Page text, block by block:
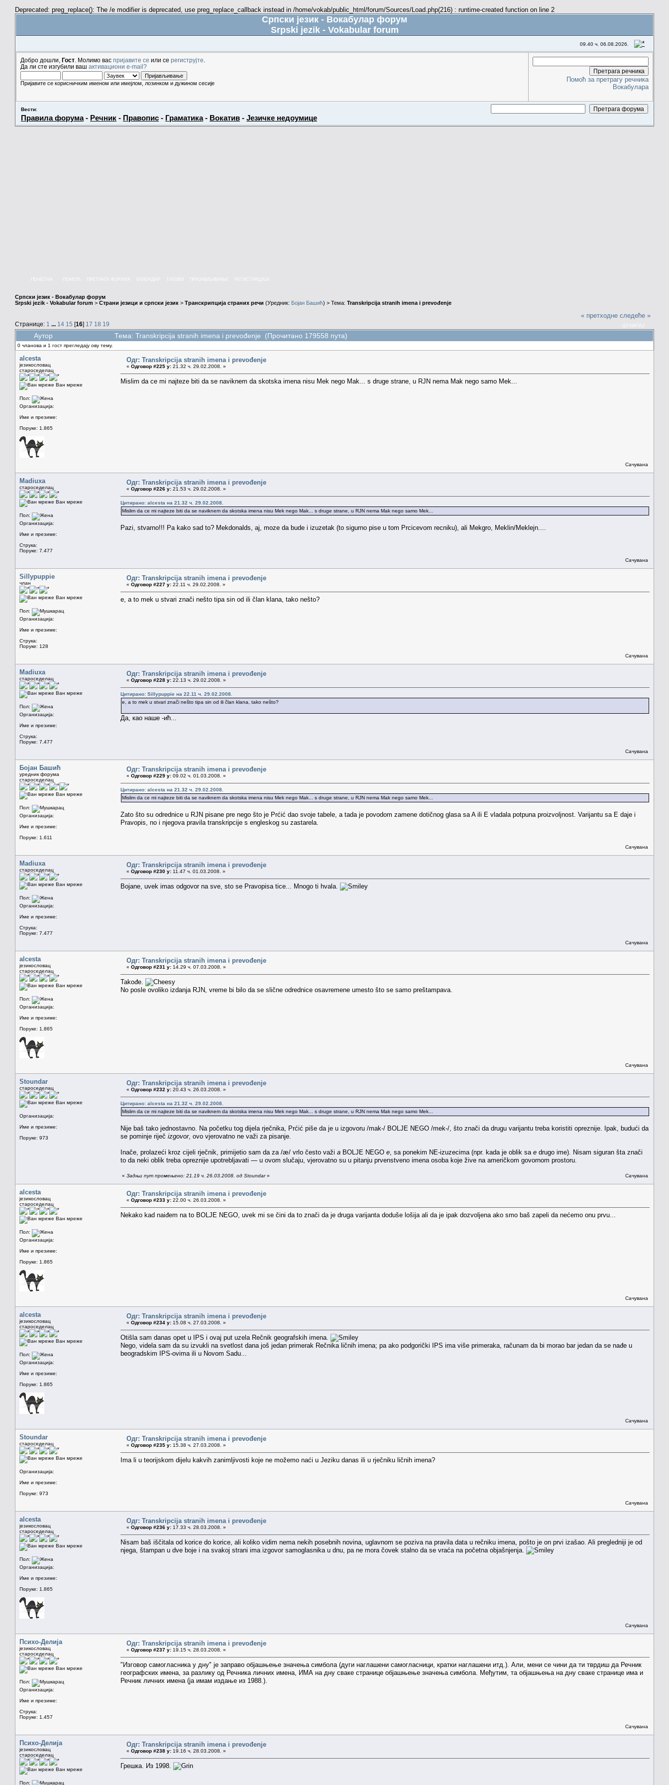
Deprecated: preg_replace(): The /e modifier is deprecated, use preg_replace_callback instead in /home/vokab/public_html/forum/Sources/Load.php(216) : runtime-created function on line 2
Српски језик - Вокабулар форум
Srpski jezik - Vokabular forum
09.40 ч. 06.08.2026.
Добро дошли, Гост . Молимо вас пријавите се или се региструјте
Да ли сте изгубили ваш активациони e-mail?
Пријавите се корисничким именом или имејлом, лозинком и дужином сесије
Помоћ за претрагу речника
Вокабулара
Вести:
Правила форума- Речник - Правопис - Граматика- Вокатив - Језичке недоумице
КАЛЕНДАР
Српски језик - Вокабулар форум
Srpski jezik - Vokabular forum > Страни језици и српски језик > Транскрипција страних речи (Уредник: Бојан Башић) > Тема: Transkripcija stranih imena i prevođenje
Странице: 1 ... 14 15 [16] 17 18 19
« претходне следеће »
Аутор Тема: Transkripcija stranih imena i prevođenje (Прочитано 179558 пута)
0 чланова и 1 гост прегледају ову тему.
alcesta
језикословац
староседелац
Ван мреже
Пол:
Организација:
Име и презиме:
Поруке: 1.865
Одг: Transkripcija stranih imena i prevođenje
« Одговор #225 у: 21.32 ч. 29.02.2008. »
Mislim da ce mi najteze biti da se naviknem da skotska imena nisu Mek nego Mak... s druge strane, u RJN nema Mak nego samo Mek...
Сачувана
Madiuxa
староседелац
Ван мреже
Пол:
Организација:
Име и презиме:
Струка:
Поруке: 7.477
Одг: Transkripcija stranih imena i prevođenje
« Одговор #226 у: 21.53 ч. 29.02.2008. »
Цитирано: alcesta на 21.32 ч. 29.02.2008.
Mislim da ce mi najteze biti da se naviknem da skotska imena nisu Mek nego Mak... s druge strane, u RJN nema Mak nego samo Mek...
Pazi, stvarno!!! Pa kako sad to? Mekdonalds, aj, moze da bude i izuzetak (to sigurno pise u tom Prcicevom recniku), ali Mekgro, Meklin/Meklejn....
Сачувана
Sillypuppie
члан
Ван мреже
Пол:
Организација:
Име и презиме:
Струка:
Поруке: 128
Одг: Transkripcija stranih imena i prevođenje
« Одговор #227 у: 22.11 ч. 29.02.2008. »
e, a to mek u stvari znači nešto tipa sin od ili član klana, tako nešto?
Сачувана
Madiuxa
староседелац
Ван мреже
Пол:
Организација:
Име и презиме:
Струка:
Поруке: 7.477
Одг: Transkripcija stranih imena i prevođenje
« Одговор #228 у: 22.13 ч. 29.02.2008. »
Цитирано: Sillypuppie на 22.11 ч. 29.02.2008.
e, a to mek u stvari znači nešto tipa sin od ili član klana, tako nešto?
Да, као наше -ић...
Сачувана
Бојан Башић
уредник форума
староседелац
Ван мреже
Пол:
Организација:
Име и презиме:
Поруке: 1.611
Одг: Transkripcija stranih imena i prevođenje
« Одговор #229 у: 09.02 ч. 01.03.2008. »
Цитирано: alcesta на 21.32 ч. 29.02.2008.
Mislim da ce mi najteze biti da se naviknem da skotska imena nisu Mek nego Mak... s druge strane, u RJN nema Mak nego samo Mek...
Zato što su odrednice u RJN pisane pre nego što je Prćić dao svoje tabele, a tada je povodom zamene dotičnog glasa sa A ili E vladala potpuna proizvoljnost. Varijantu sa E daje i
Pravopis, no i njegova pravila transkripcije s engleskog su zastarela.
Сачувана
Madiuxa
староседелац
Ван мреже
Пол:
Организација:
Име и презиме:
Струка:
Поруке: 7.477
Одг: Transkripcija stranih imena i prevođenje
« Одговор #230 у: 11.47 ч. 01.03.2008. »
Bojane, uvek imas odgovor na sve, sto se Pravopisa tice... Mnogo ti hvala.
Сачувана
alcesta
језикословац
староседелац
Ван мреже
Пол:
Организација:
Име и презиме:
Поруке: 1.865
Одг: Transkripcija stranih imena i prevođenje
« Одговор #231 у: 14.29 ч. 07.03.2008. »
Takođe.
No posle ovoliko izdanja RJN, vreme bi bilo da se slične odrednice osavremene umesto što se samo preštampava.
Сачувана
Stoundar
староседелац
Ван мреже
Организација:
Име и презиме:
Поруке: 973
Одг: Transkripcija stranih imena i prevođenje
« Одговор #232 у: 20.43 ч. 26.03.2008. »
Цитирано: alcesta на 21.32 ч. 29.02.2008.
Mislim da ce mi najteze biti da se naviknem da skotska imena nisu Mek nego Mak... s druge strane, u RJN nema Mak nego samo Mek...
Nije baš tako jednostavno. Na početku tog dijela rječnika, Prćić piše da je u izgovoru /mak-/ BOLJE NEGO /mek-/, što znači da drugu varijantu treba koristiti opreznije. Ipak, budući da
se pominje riječ izgovor, ovo vjerovatno ne važi za pisanje.
Inače, prolazeći kroz cijeli rječnik, primijetio sam da za /æ/ vrlo često važi a BOLJE NEGO e , sa ponekim NE-izuzecima (npr. kada je oblik sa e drugo ime). Nisam siguran šta znači
to da neki oblik treba opreznije upotrebljavati — u ovom slučaju, vjerovatno su u pitanju prvenstveno imena osoba koje žive na američkom govornom prostoru.
« Задњи пут промењено: 21.19 ч. 26.03.2008. од Stoundar» Сачувана
alcesta
језикословац
староседелац
Ван мреже
Пол:
Организација:
Име и презиме:
Поруке: 1.865
Одг: Transkripcija stranih imena i prevođenje
« Одговор #233 у: 22.00 ч. 26.03.2008. »
Nekako kad naiđem na to BOLJE NEGO, uvek mi se čini da to znači da je druga varijanta doduše lošija ali da je ipak dozvoljena ako smo baš zapeli da nećemo onu prvu...
Сачувана
alcesta
језикословац
староседелац
Ван мреже
Пол:
Организација:
Име и презиме:
Поруке: 1.865
Одг: Transkripcija stranih imena i prevođenje
« Одговор #234 у: 15.08 ч. 27.03.2008. »
Otišla sam danas opet u IPS i ovaj put uzela Rečnik geografskih imena.
Nego, videla sam da su izvukli na svetlost dana još jedan primerak Rečnika ličnih imena; pa ako podgorički IPS ima više primeraka, računam da bi morao bar jedan da se nađe u
beogradskim IPS-ovima ili u Novom Sadu...
Сачувана
Stoundar
староседелац
Ван мреже
Организација:
Име и презиме:
Поруке: 973
Одг: Transkripcija stranih imena i prevođenje
« Одговор #235 у: 15.38 ч. 27.03.2008. »
Ima li u teorijskom dijelu kakvih zanimljivosti koje ne možemo naći u Jeziku danas ili u rječniku ličnih imena?
Сачувана
alcesta
језикословац
староседелац
Ван мреже
Пол:
Организација:
Име и презиме:
Поруке: 1.865
Одг: Transkripcija stranih imena i prevođenje
« Одговор #236 у: 17.33 ч. 28.03.2008. »
Nisam baš iščitala od korice do korice, ali koliko vidim nema nekih posebnih novina, uglavnom se poziva na pravila data u rečniku imena, pošto je on prvi izašao. Ali pregledniji je od
njega, štampan u dve boje i na svakoj strani ima izgovor samoglasnika u dnu, pa ne mora čovek stalno da se vraća na početna objašnjenja.
Сачувана
Психо-Делија
језикословац
староседелац
Ван мреже
Пол:
Организација:
Име и презиме:
Струка:
Поруке: 1.457
Одг: Transkripcija stranih imena i prevođenje
« Одговор #237 у: 19.15 ч. 28.03.2008. »
"Изговор самогласника у дну" је заправо објашњење значења симбола (дуги наглашени самогласници, кратки наглашени итд.). Али, мени се чини да ти тврдиш да Речник
географских имена, за разлику од Речника личних имена, ИМА на дну сваке странице објашњење значења симбола. Међутим, та објашњења на дну сваке странице има и
Речник личних имена (ја имам издање из 1988.).
Сачувана
Психо-Делија
језикословац
староседелац
Ван мреже
Пол:
Одг: Transkripcija stranih imena i prevođenje
« Одговор #238 у: 19.16 ч. 28.03.2008. »
Грешка. Из 1998.